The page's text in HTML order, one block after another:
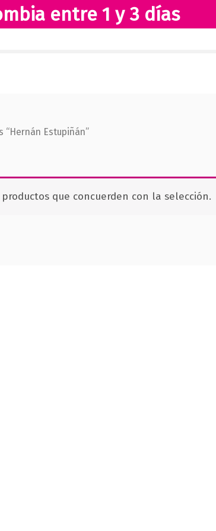
entre 1 y 3 días
Revista Club Lectores Tienda
Estupiñán”
que concuerden con la selección.